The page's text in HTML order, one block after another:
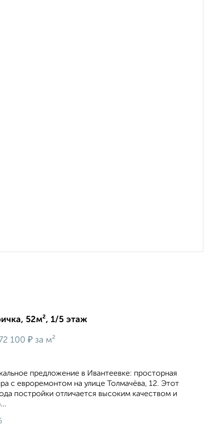
52м², 1/5 этаж
100 ₽ за м²
предложение в Ивантеевке: просторная
с евроремонтом на улице Толмачёва, 12. Этот
постройки отличается высоким качеством и